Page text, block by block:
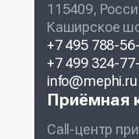
115409,
Каширское
+7 495 788-
+7 499 324-
info@mephi.ru
Приёмная
Call-центр